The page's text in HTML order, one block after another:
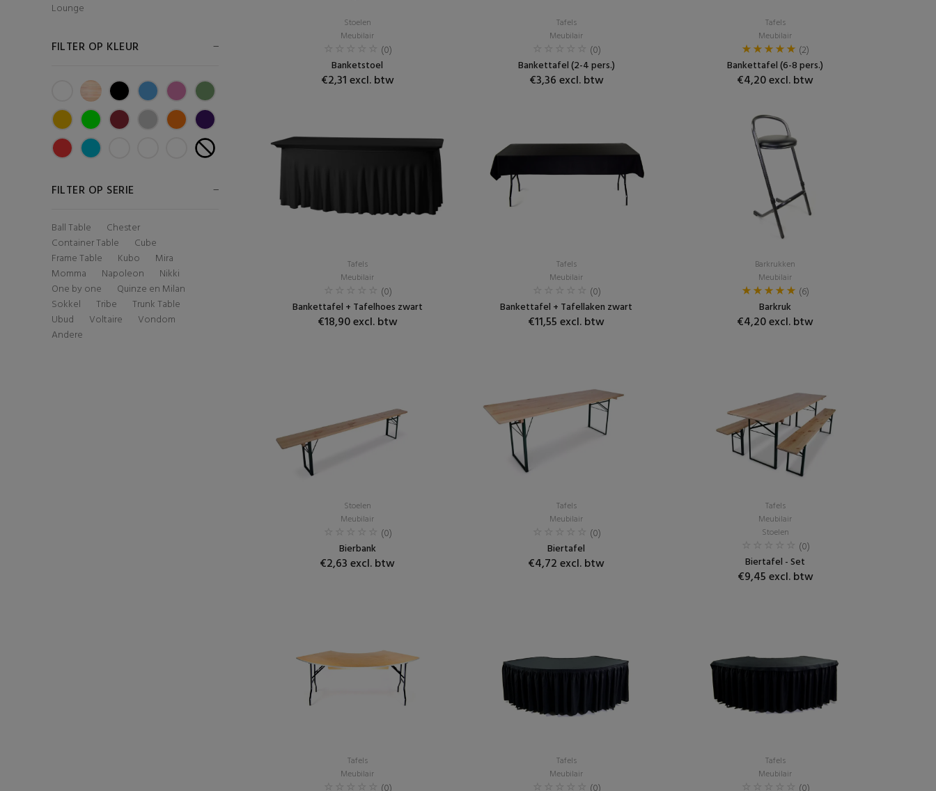
Lounge
FILTER OP KLEUR
FILTER OP SERIE
Ball Table
Chester
Container Table
Cube
Frame Table
Kubo
Mira
Momma
Napoleon
Nikki
One by one
Quinze en Milan
Sokkel
Tribe
Trunk Table
Ubud
Voltaire
Vondom
Andere
Stoelen
Meubilair
(0)
Banketstoel
€2,31 excl. btw
Tafels
Meubilair
(0)
Bankettafel (2-4 pers.)
€3,36 excl. btw
Tafels
Meubilair
(2)
Bankettafel (6-8 pers.)
€4,20 excl. btw
Tafels
Meubilair
(0)
Bankettafel + Tafelhoes zwart
€18,90 excl. btw
Tafels
Meubilair
(0)
Bankettafel + Tafellaken zwart
€11,55 excl. btw
Barkrukken
Meubilair
(6)
Barkruk
€4,20 excl. btw
Stoelen
Meubilair
(0)
Bierbank
€2,63 excl. btw
Tafels
Meubilair
(0)
Biertafel
€4,72 excl. btw
Tafels
Meubilair
Stoelen
(0)
Biertafel - Set
€9,45 excl. btw
Tafels
Meubilair
Tafels
Meubilair
Tafels
Meubilair